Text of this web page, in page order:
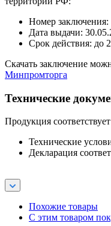
Номер
Дата выдачи:
Срок действия: до
Скачать заключение
Минпромторга
Технические
Продукция
Технические
Декларация
Похожие товары
С этим товаром